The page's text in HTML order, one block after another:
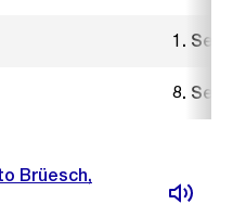
1.
8.
Brüesch,